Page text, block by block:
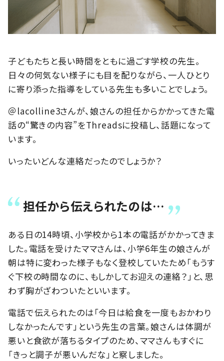
子どもたちと長い時間をともに過ごす学校の先生。
日々の何気ない様子にも目を配りながら、一人ひとり
に寄り添った指導をしている先生も多いことでしょう。
＠lacolline3さんが、娘さんの担任からかかってきた電
話の“驚きの内容”をThreadsに投稿し、話題になって
います。
いったいどんな連絡だったのでしょうか？
担任から伝えられたのは…
ある日の14時頃、小学校から1本の電話がかかってきま
した。電話を受けたママさんは、小学6年生の娘さんが
朝は特に変わった様子もなく登校していたため「もうす
ぐ下校の時間なのに、もしかしてお迎えの連絡？」と、思
わず胸がざわついたといいます。
電話で伝えられたのは「今日は給食を一度もおかわり
しなかったんです」という先生の言葉。娘さんは体調が
悪いと食欲が落ちるタイプのため、ママさんもすぐに
「きっと調子が悪いんだな」と察しました。